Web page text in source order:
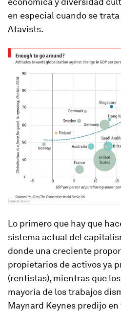
en especial cuando se
Atavists.
Lo primero que hay que
sistema actual del
donde una creciente
propietarios de activos ya
(rentistas), mientras que
mayoría de los trabajos
Maynard Keynes predijo